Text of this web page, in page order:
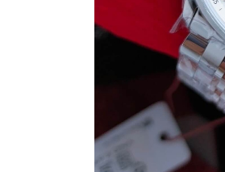
cer
Carnival